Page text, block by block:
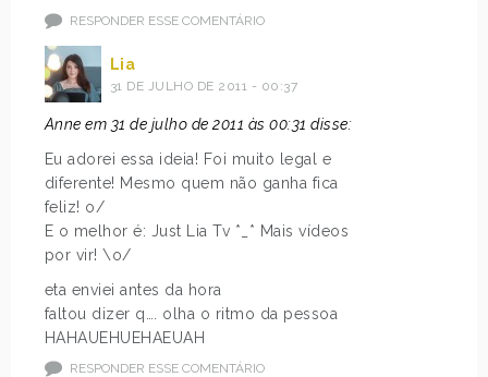
RESPONDER ESSE COMENTÁRIO
Lia
31 DE JULHO DE 2011 - 00:37
Anne em 31 de julho de 2011 às 00:31 disse:
Eu adorei essa ideia! Foi muito legal e
diferente! Mesmo quem não ganha fica
feliz! o/
E o melhor é: Just Lia Tv *_* Mais vídeos
por vir! \o/
eta enviei antes da hora
faltou dizer q…. olha o ritmo da pessoa
HAHAUEHUEHAEUAH
RESPONDER ESSE COMENTÁRIO